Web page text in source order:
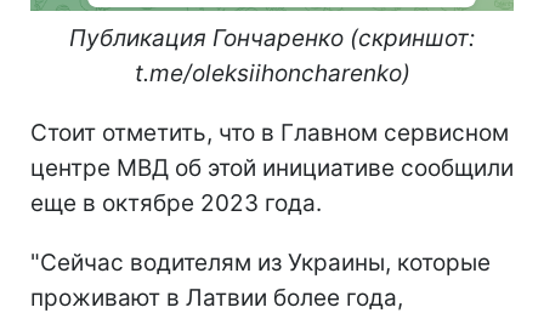
Публикация Гончаренко (скриншот:
t.me/oleksiihoncharenko)
Стоит отметить, что в Главном сервисном
центре МВД об этой инициативе сообщили
еще в октябре 2023 года.
"Сейчас водителям из Украины, которые
проживают в Латвии более года,